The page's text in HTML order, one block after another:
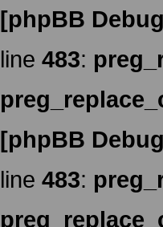
[phpBB
line 483:
[phpBB
line 483: